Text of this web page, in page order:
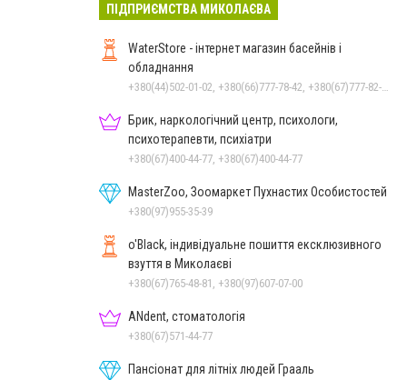
ПІДПРИЄМСТВА МИКОЛАЄВА
WaterStore - інтернет магазин басейнів і
обладнання
Брик, наркологічний центр, психологи,
психотерапевти, психіатри
+380(67)400-44-77, +380(67)400-44-77
MasterZoo, Зоомаркет Пухнастих Особистостей
+380(97)955-35-39
o'Black, індивідуальне пошиття ексклюзивного
взуття в Миколаєві
+380(67)765-48-81, +380(97)607-07-00
ANdent, стоматологія
+380(67)571-44-77
Пансіонат для літніх людей Грааль